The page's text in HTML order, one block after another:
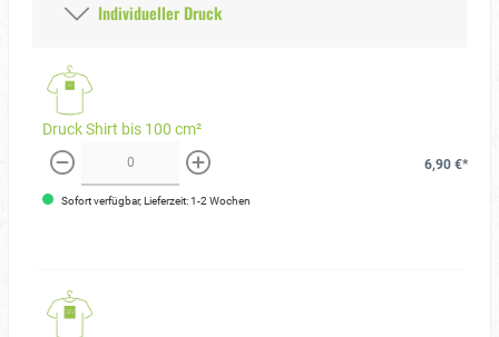
Individueller Druck
Druck Shirt bis 100 cm²
weniger mehr
6,90 €*
Sofort verfügbar, Lieferzeit: 1-2 Wochen